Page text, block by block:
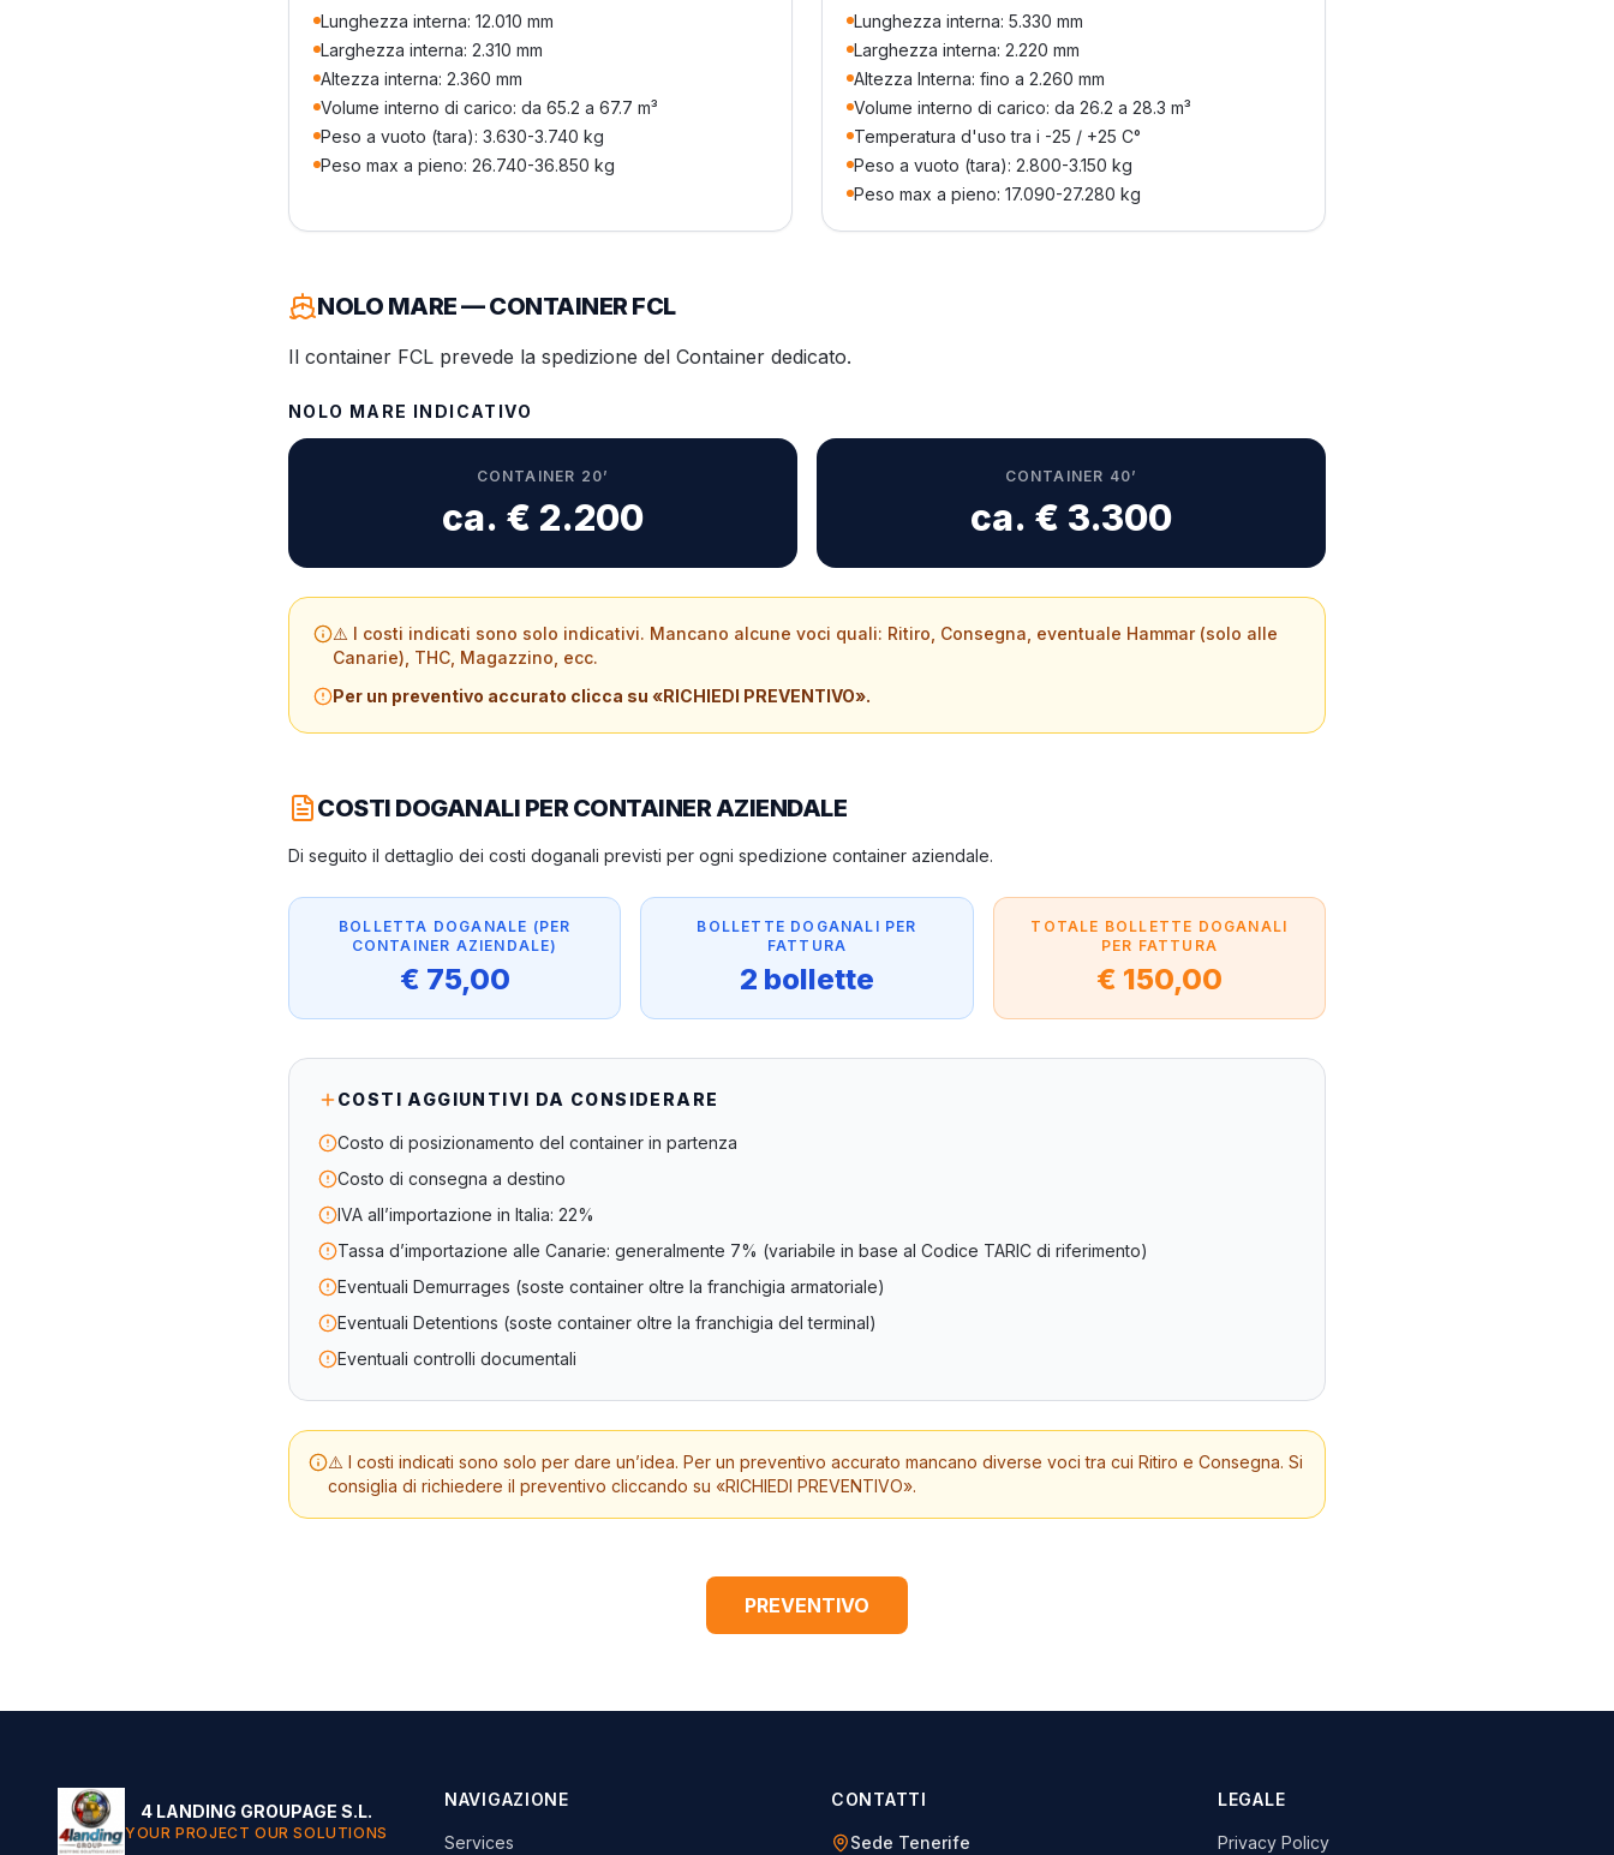
Lunghezza interna: 12.010 mm
Larghezza interna: 2.310 mm
Altezza interna: 2.360 mm
Volume interno di carico: da 65.2 a 67.7 m³
Peso a vuoto (tara): 3.630-3.740 kg
Peso max a pieno: 26.740-36.850 kg
Lunghezza interna: 5.330 mm
Larghezza interna: 2.220 mm
Altezza Interna: fino a 2.260 mm
Volume interno di carico: da 26.2 a 28.3 m³
Temperatura d'uso tra i -25 / +25 C°
Peso a vuoto (tara): 2.800-3.150 kg
Peso max a pieno: 17.090-27.280 kg
NOLO MARE — CONTAINER FCL
Il container FCL prevede la spedizione del Container dedicato.
NOLO MARE INDICATIVO
CONTAINER 20’
ca. € 2.200
CONTAINER 40’
ca. € 3.300
⚠️ I costi indicati sono solo indicativi. Mancano alcune voci quali: Ritiro, Consegna, eventuale Hammar (solo alle
Canarie), THC, Magazzino, ecc.
Per un preventivo accurato clicca su «RICHIEDI PREVENTIVO».
COSTI DOGANALI PER CONTAINER AZIENDALE
Di seguito il dettaglio dei costi doganali previsti per ogni spedizione container aziendale.
BOLLETTA DOGANALE (PER
CONTAINER AZIENDALE)
€ 75,00
BOLLETTE DOGANALI PER
FATTURA
2 bollette
TOTALE BOLLETTE DOGANALI
PER FATTURA
€ 150,00
COSTI AGGIUNTIVI DA CONSIDERARE
Costo di posizionamento del container in partenza
Costo di consegna a destino
IVA all’importazione in Italia: 22%
Tassa d’importazione alle Canarie: generalmente 7% (variabile in base al Codice TARIC di riferimento)
Eventuali Demurrages (soste container oltre la franchigia armatoriale)
Eventuali Detentions (soste container oltre la franchigia del terminal)
Eventuali controlli documentali
⚠️ I costi indicati sono solo per dare un’idea. Per un preventivo accurato mancano diverse voci tra cui Ritiro e Consegna. Si
consiglia di richiedere il preventivo cliccando su «RICHIEDI PREVENTIVO».
PREVENTIVO
4 LANDING GROUPAGE S.L.
YOUR PROJECT OUR SOLUTIONS
NAVIGAZIONE
Services
CONTATTI
Sede Tenerife
LEGALE
Privacy Policy